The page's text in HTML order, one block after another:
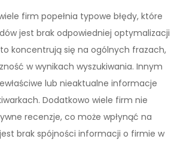
firm popełnia typowe błędy, które
jest brak odpowiedniej optymalizacji
koncentrują się na ogólnych frazach,
w wynikach wyszukiwania. Innym
lub nieaktualne informacje
Dodatkowo wiele firm nie
recenzje, co może wpłynąć na
brak spójności informacji o firmie w